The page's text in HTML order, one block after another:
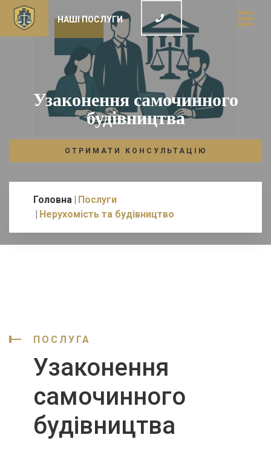
НАШІ ПОСЛУГИ
Узаконення самочинного
будівництва
ОТРИМАТИ КОНСУЛЬТАЦІЮ
Головна Послуги
Нерухомість та будівництво
ПОСЛУГА
Узаконення
самочинного
будівництва